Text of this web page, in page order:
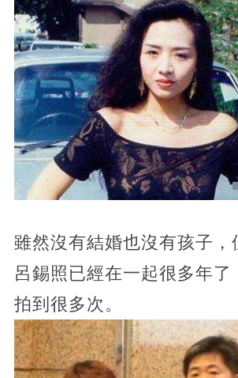
雖然沒有結婚也沒有孩子，
呂錫照已經在一起很多年了
拍到很多次。